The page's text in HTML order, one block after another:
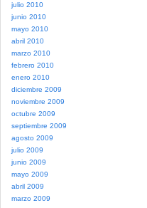
julio 2010
junio 2010
mayo 2010
abril 2010
marzo 2010
febrero 2010
enero 2010
diciembre 2009
noviembre 2009
octubre 2009
septiembre 2009
agosto 2009
julio 2009
junio 2009
mayo 2009
abril 2009
marzo 2009